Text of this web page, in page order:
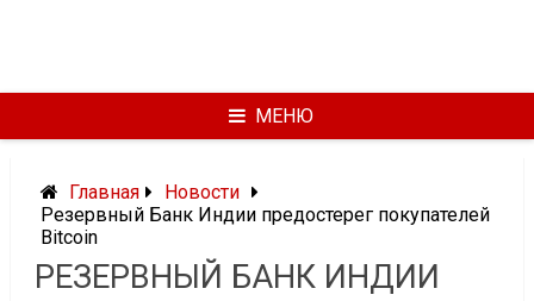
МЕНЮ
Главная
Новости
Резервный Банк Индии предостерег покупателей
Bitcoin
РЕЗЕРВНЫЙ БАНК ИНДИИ